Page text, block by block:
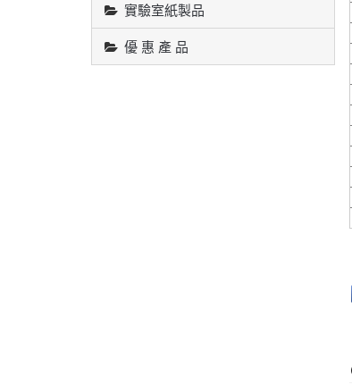
實驗室紙製品
優 惠 產 品